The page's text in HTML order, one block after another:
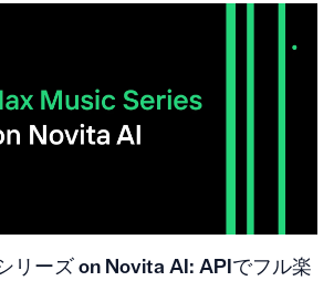
リーズ on Novita AI: APIでフル楽